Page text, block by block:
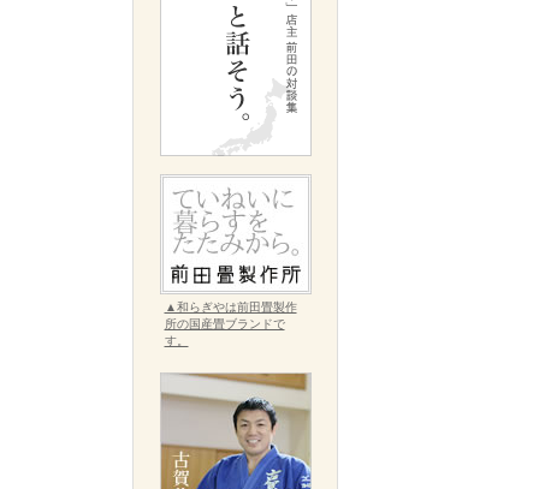
▲和らぎやは前田畳製作
所の国産畳ブランドで
す。